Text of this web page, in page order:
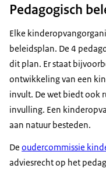
Pedagogisch
Elke
beleidsplan. De 4
dit plan. Er staat
ontwikkeling van een
invult. De wet biedt ook
invulling. Een
aan natuur besteden.
De oudercommissie
adviesrecht op het